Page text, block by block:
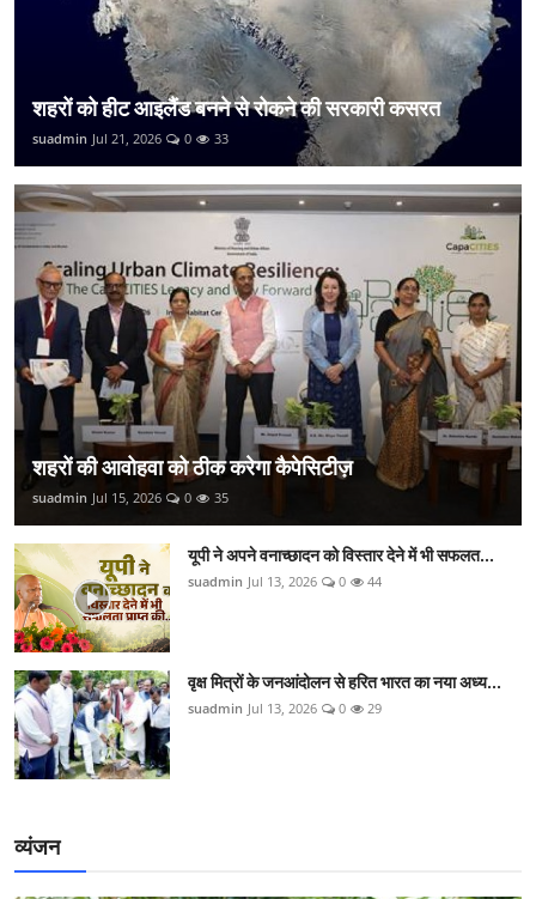
शहरों को हीट आइलैंड बनने से रोकने की सरकारी कसरत
suadmin Jul 21, 2026 0 33
शहरों की आवोहवा को ठीक करेगा कैपेसिटीज़
suadmin Jul 15, 2026 0 35
यूपी ने अपने वनाच्छादन को विस्तार देने में भी सफलत...
suadmin Jul 13, 2026 0 44
वृक्ष मित्रों के जनआंदोलन से हरित भारत का नया अध्य...
suadmin Jul 13, 2026 0 29
व्यंजन